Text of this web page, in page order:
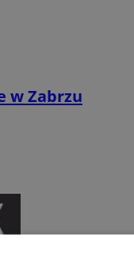
w Zabrzu